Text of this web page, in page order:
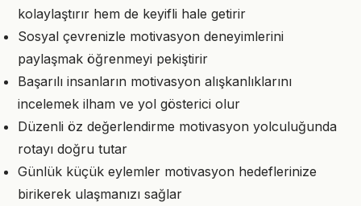
kolaylaştırır hem de keyifli hale getirir
Sosyal çevrenizle motivasyon deneyimlerini
paylaşmak öğrenmeyi pekiştirir
Başarılı insanların motivasyon alışkanlıklarını
incelemek ilham ve yol gösterici olur
Düzenli öz değerlendirme motivasyon yolculuğunda
rotayı doğru tutar
Günlük küçük eylemler motivasyon hedeflerinize
birikerek ulaşmanızı sağlar